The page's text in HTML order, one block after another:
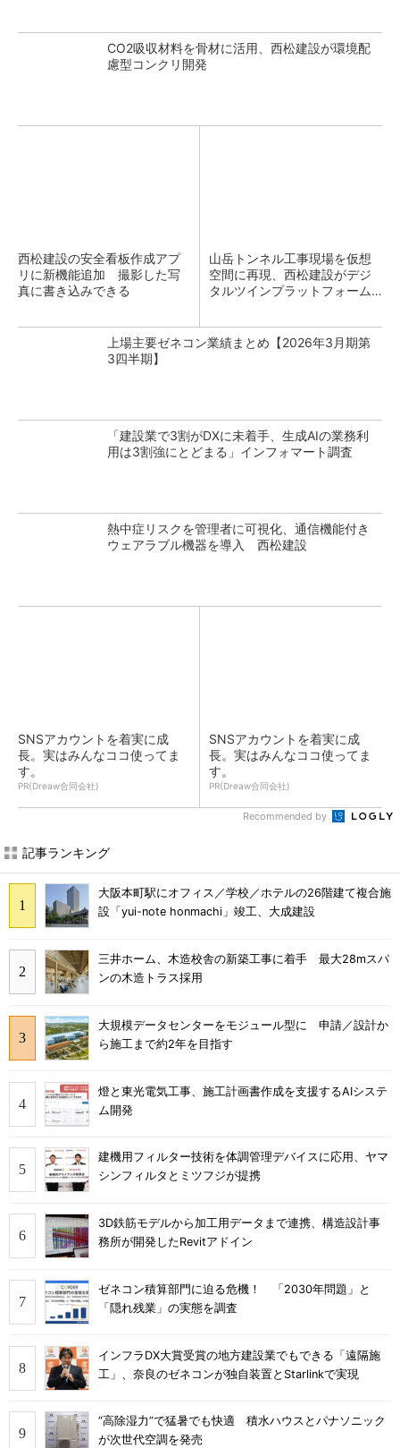
CO2吸収材料を骨材に活用、西松建設が環境配
慮型コンクリ開発
西松建設の安全看板作成アプ
リに新機能追加 撮影した写
真に書き込みできる
山岳トンネル工事現場を仮想
空間に再現、西松建設がデジ
タルツインプラットフォーム
上場主要ゼネコン業績まとめ【2026年3月期第
3四半期】
「建設業で3割がDXに未着手、生成AIの業務利
用は3割強にとどまる」インフォマート調査
熱中症リスクを管理者に可視化、通信機能付き
ウェアラブル機器を導入 西松建設
SNSアカウントを着実に成
長。実はみんなココ使ってま
す。
PR(Dreaw合同会社)
SNSアカウントを着実に成
長。実はみんなココ使ってま
す。
PR(Dreaw合同会社)
Recommended by
記事ランキング
大阪本町駅にオフィス／学校／ホテルの26階建て複合施
設「yui-note honmachi」竣工、大成建設
三井ホーム、木造校舎の新築工事に着手 最大28mスパ
ンの木造トラス採用
大規模データセンターをモジュール型に 申請／設計か
ら施工まで約2年を目指す
燈と東光電気工事、施工計画書作成を支援するAIシステ
ム開発
建機用フィルター技術を体調管理デバイスに応用、ヤマ
シンフィルタとミツフジが提携
3D鉄筋モデルから加工用データまで連携、構造設計事
務所が開発したRevitアドイン
ゼネコン積算部門に迫る危機！ 「2030年問題」と
「隠れ残業」の実態を調査
インフラDX大賞受賞の地方建設業でもできる「遠隔施
工」、奈良のゼネコンが独自装置とStarlinkで実現
“高除湿力”で猛暑でも快適 積水ハウスとパナソニック
が次世代空調を発売